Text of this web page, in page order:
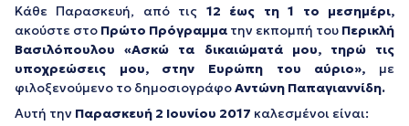
Κάθε Παρασκευή, από τις 12 έως τη 1 το μεσημέρι,
ακούστε στο Πρώτο Πρόγραμμα την εκπομπή του Περικλή
Βασιλόπουλου
«Ασκώ τα δικαιώματά μου, τηρώ τις
υποχρεώσεις μου, στην Ευρώπη του αύριο», με
φιλοξενούμενο το δημοσιογράφοΑντώνη Παπαγιαννίδη.
Αυτή την Παρασκευή 2 Ιουνίου 2017 καλεσμένοι είναι: